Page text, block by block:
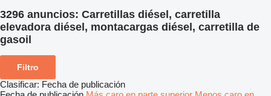
3296 anuncios: Carretillas diésel, carretilla
elevadora diésel, montacargas diésel, carretilla de
gasoil
Filtro
Clasificar: Fecha de publicación